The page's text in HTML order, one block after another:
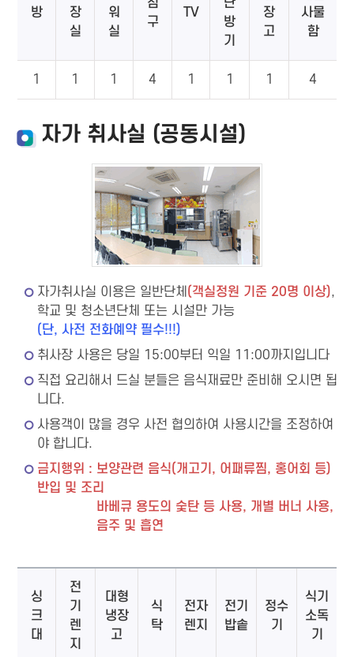
방
장
실
워
실
침
구
TV
난
방
기
장
고
사물
함
1 1 1 4 1 1 1 4
자가 취사실 (공동시설)
자가취사실 이용은 일반단체 (객실정원 기준 20명 이상),
학교 및 청소년단체 또는 시설만 가능
(단, 사전 전화예약 필수!!!)
취사장 사용은 당일 15:00부터 익일 11:00까지입니다
직접 요리해서 드실 분들은 음식재료만 준비해 오시면 됩
니다.
사용객이 많을 경우 사전 협의하여 사용시간을 조정하여
야 합니다.
금지행위 : 보양관련 음식(개고기, 어패류찜, 홍어회 등)
반입 및 조리
바베큐 용도의 숯탄 등 사용, 개별 버너 사용,
음주 및 흡연
싱
크
대
전
기
렌
지
대형
냉장
고
식
탁
전자
렌지
전기
밥솥
정수
기
식기
소독
기